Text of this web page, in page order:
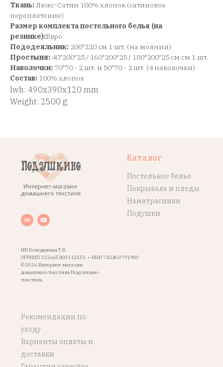
Ткань:Люкс-Сатин 100% хлопок (сатиновое
переплетение)
Размер комплекта постельного белья (на
резинке):Евро
Пододеяльник: 200*220 см 1 шт. (на молнии)
Простыня: 40*200*25 / 160*200*25 / 180*200*25 см см 1 шт.
Наволочки: 70*70 - 2 шт. и 50*70 - 2 шт. (4 наволочки)
Состав: 100% хлопок
lwh: 490x390x120 mm
Weight: 2500 g
ИП Колодяжная Т.В.
ОГРНИП 322665800112555 • ИНН 742403791900
© 2026 Интернет-магазин
домашнего текстиля Подушкино-
текстиль
Каталог
Постельное белье
Покрывала и пледы
Наматрасники
Подушки
Рекомендации по
уходу
Варианты оплаты и
доставки